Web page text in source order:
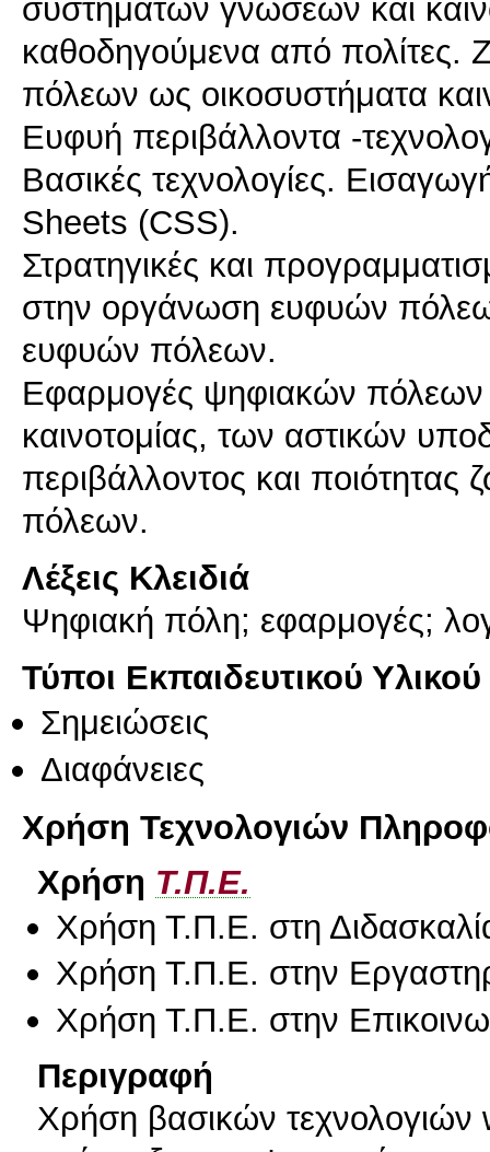
συστημάτων γνώσεων και
καθοδηγούμενα από πολίτες.
πόλεων ως οικοσυστήματα
Ευφυή περιβάλλοντα -
Βασικές τεχνολογίες.
Sheets (CSS).
Στρατηγικές και
στην οργάνωση ευφυών
ευφυών πόλεων.
Εφαρμογές ψηφιακών πόλεων
καινοτομίας, των αστικών
περιβάλλοντος και
Λέξεις Κλειδιά
Ψηφιακή πόλη; εφαρμογές;
Τύποι Εκπαιδευτικού Υλικού
Σημειώσεις
Διαφάνειες
Χρήση Τεχνολογιών
Χρήση Τ.Π.Ε.
Χρήση Τ.Π.Ε. στη
Χρήση Τ.Π.Ε. στην
Χρήση Τ.Π.Ε. στην
Περιγραφή
Χρήση βασικών τεχνολογιών